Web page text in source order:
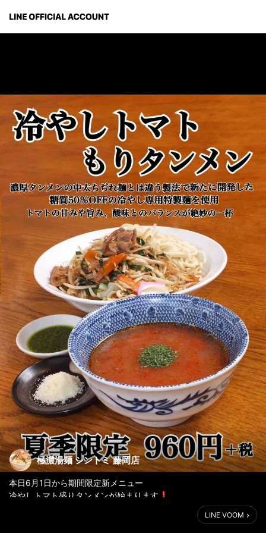
極濃湯麺 シントミ 藤岡店
本日6月1日から期間限定新メニュー
冷やしトマト盛りタンメンが始まります❗️
LINE VOOM